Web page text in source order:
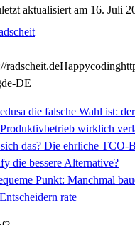
aktualisiert am 16. Juli
radscheit.deHappycoding
de-DE
die falsche Wahl ist:
wirklich
das? Die ehrliche TCO-
die bessere Alternative?
Punkt: Manchmal
rate